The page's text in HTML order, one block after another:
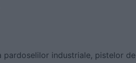
industriale, pistelor de